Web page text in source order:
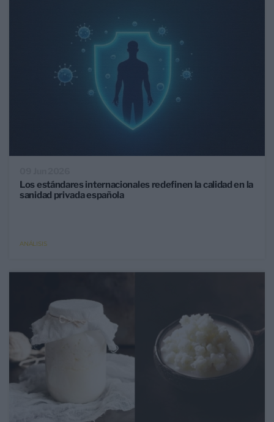
Los estándares internacionales redefinen la calidad en la
sanidad privada española
ANÁLISIS